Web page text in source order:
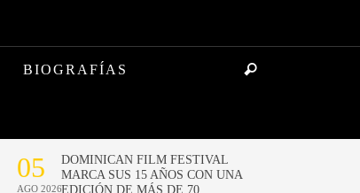
BIOGRAFÍAS